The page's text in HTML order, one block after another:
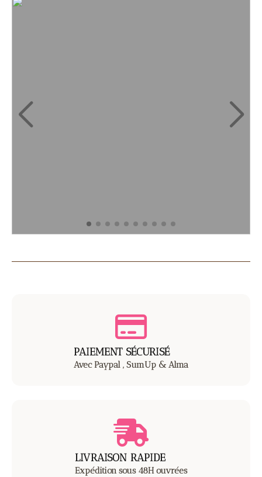
PAIEMENT SÉCURISÉ
Avec Paypal , SumUp & Alma
LIVRAISON RAPIDE
Expédition sous 48H ouvrées